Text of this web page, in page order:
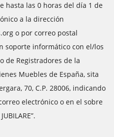
hasta las 0 horas del día 1 de
a la dirección
o por correo postal
soporte informático con el/los
de Registradores de la
Muebles de España, sita
70, C.P. 28006, indicando
electrónico o en el sobre